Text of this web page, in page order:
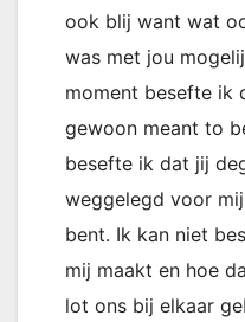
ook blij want wat
was met jou
moment besefte ik
gewoon meant to
besefte ik dat jij
weggelegd voor
bent. Ik kan niet
mij maakt en hoe
lot ons bij elkaar